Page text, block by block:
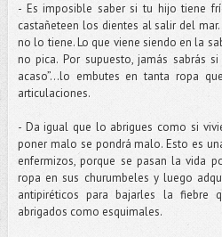
- Es imposible saber si tu hijo tiene
castañeteen los dientes al salir del
no lo tiene. Lo que viene siendo en la
no pica. Por supuesto, jamás sabrás
acaso”...lo embutes en tanta ropa
articulaciones.
- Da igual que lo abrigues como si
poner malo se pondrá malo. Esto es
enfermizos, porque se pasan la vida
ropa en sus churumbeles y luego
antipiréticos para bajarles la fiebre
abrigados como esquimales.